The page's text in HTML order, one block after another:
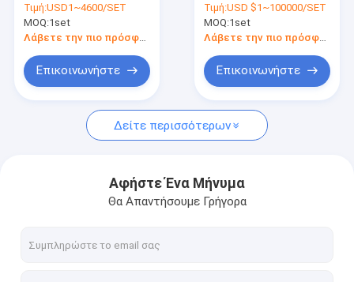
μεταφορέων που
κατασκευάζει τη
μηχανή
Τιμή:USD1~4600/SET
MOQ:1set
Λάβετε την πιο πρόσφατη τιμή
Επικοινωνήστε
αυτόματη υδραυλική
μηχανή τούβλων
διαχωριστών AAC
Τιμή:USD $1~100000/SET
MOQ:1set
Λάβετε την πιο πρόσφατη τιμή
Επικοινωνήστε
Δείτε περισσότερων
Αφήστε Ένα Μήνυμα
Θα Απαντήσουμε Γρήγορα